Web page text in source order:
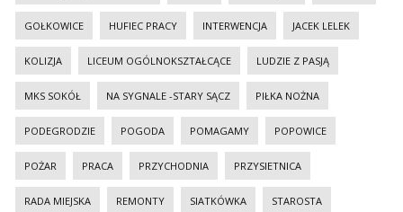
GOŁKOWICE HUFIEC PRACY INTERWENCJA JACEK LELEK
KOLIZJA LICEUM OGÓLNOKSZTAŁCĄCE LUDZIE Z PASJĄ
MKS SOKÓŁ NA SYGNALE -STARY SĄCZ PIŁKA NOŻNA
PODEGRODZIE POGODA POMAGAMY POPOWICE
POŻAR PRACA PRZYCHODNIA PRZYSIETNICA
RADA MIEJSKA REMONTY SIATKÓWKA STAROSTA